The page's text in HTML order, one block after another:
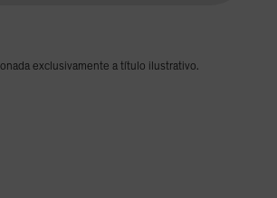
exclusivamente a título ilustrativo.